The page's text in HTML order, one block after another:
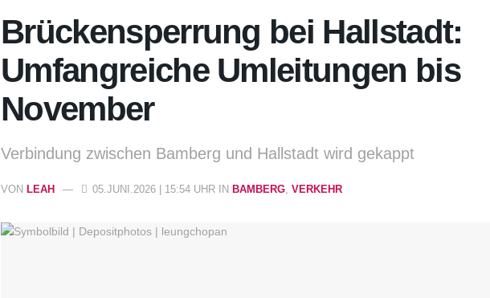
Brückensperrung bei Hallstadt:
Umfangreiche Umleitungen bis
November
Verbindung zwischen Bamberg und Hallstadt wird gekappt
VON LEAH 05.JUNI.2026 | 15:54 UHR IN BAMBERG VERKEHR